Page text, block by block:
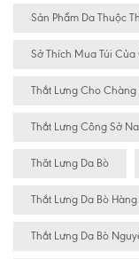
Sản Phẩm Da Thuộc
Sở Thích Mua Túi Của
Thắt Lưng Cho Chàng
Thắt Lưng Công Sở
Thăt Lưng Da Bò
Thắt Lưng Da Bò Hàng
Thắt Lưng Da Bò